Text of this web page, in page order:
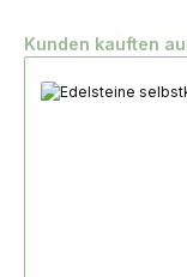
Produktgalerie
Kunden kauften